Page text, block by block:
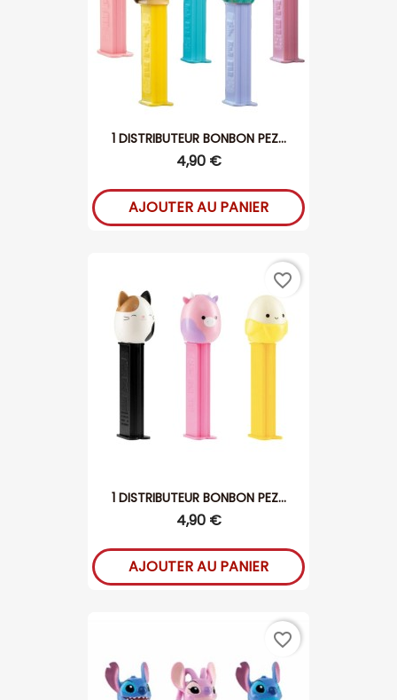
1 DISTRIBUTEUR BONBON PEZ...
4,90 €
AJOUTER AU PANIER
1 DISTRIBUTEUR BONBON PEZ...
4,90 €
AJOUTER AU PANIER
favorite_border
favorite_border